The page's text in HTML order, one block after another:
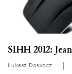
SIHH 2012:
Łukasz Doskocz